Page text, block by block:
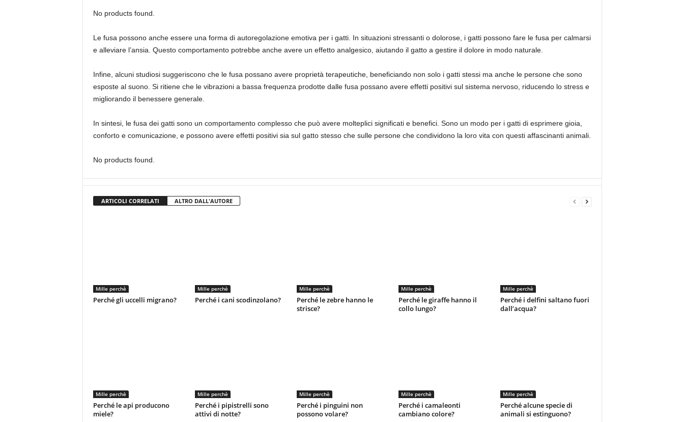
No products found.
Le fusa possono anche essere una forma di autoregolazione emotiva per i gatti. In situazioni stressanti o dolorose, i gatti possono fare le fusa per calmarsi
e alleviare l’ansia. Questo comportamento potrebbe anche avere un effetto analgesico, aiutando il gatto a gestire il dolore in modo naturale.
Infine, alcuni studiosi suggeriscono che le fusa possano avere proprietà terapeutiche, beneficiando non solo i gatti stessi ma anche le persone che sono
esposte al suono. Si ritiene che le vibrazioni a bassa frequenza prodotte dalle fusa possano avere effetti positivi sul sistema nervoso, riducendo lo stress e
migliorando il benessere generale.
In sintesi, le fusa dei gatti sono un comportamento complesso che può avere molteplici significati e benefici. Sono un modo per i gatti di esprimere gioia,
conforto e comunicazione, e possono avere effetti positivi sia sul gatto stesso che sulle persone che condividono la loro vita con questi affascinanti animali.
No products found.
ARTICOLI CORRELATI ALTRO DALL'AUTORE
Mille perchè
Perché gli uccelli migrano?
Mille perchè
Perché i cani scodinzolano?
Mille perchè
Perché le zebre hanno le
strisce?
Mille perchè
Perché le giraffe hanno il
collo lungo?
Mille perchè
Perché i delfini saltano fuori
dall’acqua?
Mille perchè
Perché le api producono
miele?
Mille perchè
Perché i pipistrelli sono
attivi di notte?
Mille perchè
Perché i pinguini non
possono volare?
Mille perchè
Perché i camaleonti
cambiano colore?
Mille perchè
Perché alcune specie di
animali si estinguono?